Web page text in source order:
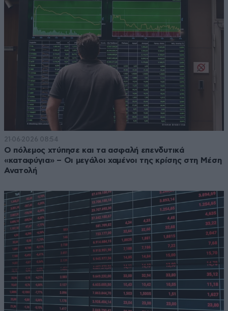
21·06·2026 08:54
Ο πόλεμος χτύπησε και τα ασφαλή επενδυτικά
«καταφύγια» – Οι μεγάλοι χαμένοι της κρίσης στη Μέση
Ανατολή